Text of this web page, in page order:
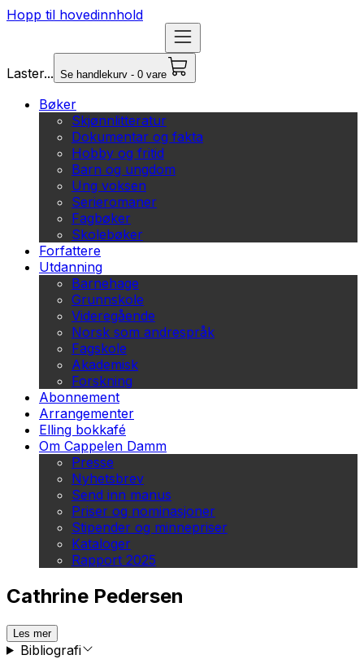
Hopp til hovedinnhold
Laster... Se handlekurv - 0 vare
Bøker
Skjønnlitteratur
Dokumentar og fakta
Hobby og fritid
Barn og ungdom
Ung voksen
Serieromaner
Fagbøker
Skolebøker
Forfattere
Utdanning
Barnehage
Grunnskole
Videregående
Norsk som andrespråk
Fagskole
Akademisk
Forskning
Abonnement
Arrangementer
Elling bokkafé
Om Cappelen Damm
Presse
Nyhetsbrev
Send inn manus
Priser og nominasjoner
Stipender og minnepriser
Kataloger
Rapport 2025
Cathrine Pedersen
Les mer
Bibliografi